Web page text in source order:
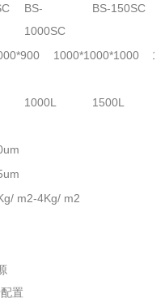
BS-
1000SC
BS-150SC
1000*1000*1000
1000L 1500L
m2-4Kg/ m2
置